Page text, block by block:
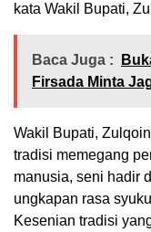
kata Wakil Bupati,
Baca Juga :
Firsada Minta
Wakil Bupati,
tradisi memegang
manusia, seni hadir
ungkapan rasa
Kesenian tradisi